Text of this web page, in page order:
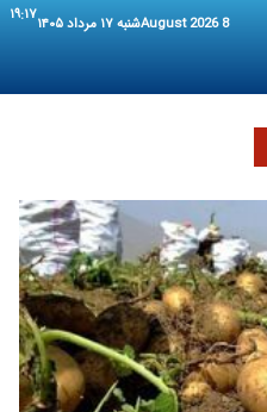
8 August 2026 شنبه ۱۷ مرداد ۱۴۰۵ ۱۹:۱۷